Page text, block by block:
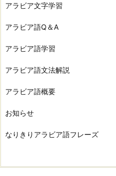
アラビア文字学習
アラビア語Q＆A
アラビア語学習
アラビア語文法解説
アラビア語概要
お知らせ
なりきりアラビア語フレーズ